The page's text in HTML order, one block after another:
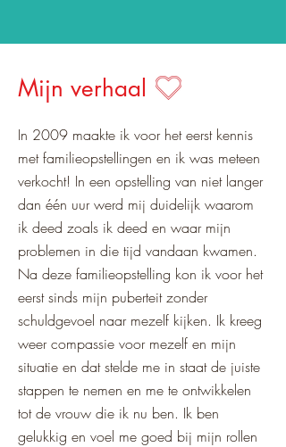
familieopstellingen was ik meteen
verkocht”
Mijn verhaal
In 2009 maakte ik voor het eerst kennis
met familieopstellingen en ik was meteen
verkocht! In een opstelling van niet langer
dan één uur werd mij duidelijk waarom
ik deed zoals ik deed en waar mijn
problemen in die tijd vandaan kwamen.
Na deze familieopstelling kon ik voor het
eerst sinds mijn puberteit zonder
schuldgevoel naar mezelf kijken. Ik kreeg
weer compassie voor mezelf en mijn
situatie en dat stelde me in staat de juiste
stappen te nemen en me te ontwikkelen
tot de vrouw die ik nu ben. Ik ben
gelukkig en voel me goed bij mijn rollen